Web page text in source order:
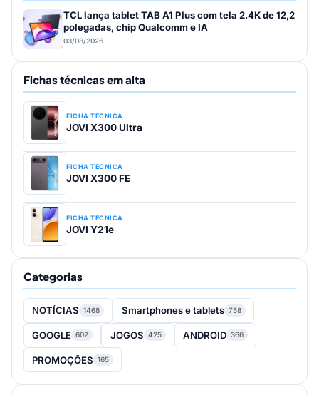
TCL lança tablet TAB A1 Plus com tela 2.4K de 12,2
polegadas, chip Qualcomm e IA
03/08/2026
Fichas técnicas em alta
FICHA TÉCNICA
JOVI X300 Ultra
FICHA TÉCNICA
JOVI X300 FE
FICHA TÉCNICA
JOVI Y21e
Categorias
NOTÍCIAS 1468 Smartphones e tablets 758
GOOGLE 602 JOGOS 425 ANDROID 366
PROMOÇÕES 165